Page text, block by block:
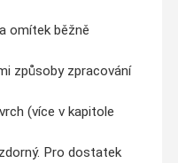
omítek běžně
způsoby zpracování
(více v kapitole
Pro dostatek